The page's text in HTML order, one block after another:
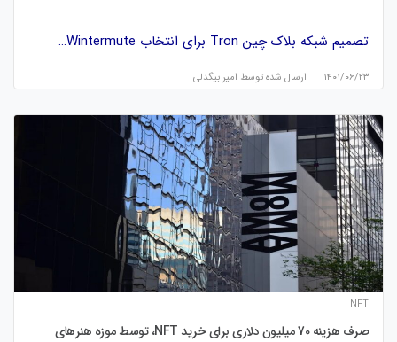
تصمیم شبکه بلاک چین Tron برای انتخاب Wintermute…
۱۴۰۱/۰۶/۲۳ ارسال شده توسط امیر بیگدلی
NFT
صرف هزینه 70 میلیون دلاری برای خرید NFT، توسط موزه هنرهای